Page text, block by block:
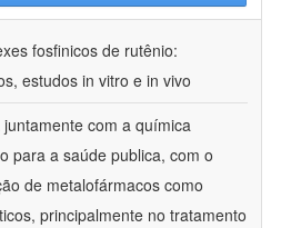
fosfinicos de rutênio:
estudos in vitro e in vivo
com a química
para a saúde publica, com o
de metalofármacos como
principalmente no tratamento